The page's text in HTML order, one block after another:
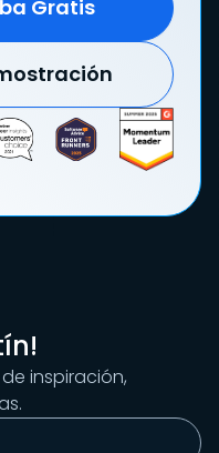
Gratis
inspiración,